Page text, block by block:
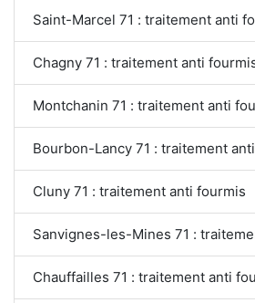
Saint-Marcel 71 : traitement anti
Chagny 71 : traitement anti
Montchanin 71 : traitement anti
Bourbon-Lancy 71 : traitement
Cluny 71 : traitement anti fourmis
Sanvignes-les-Mines 71 :
Chauffailles 71 : traitement anti